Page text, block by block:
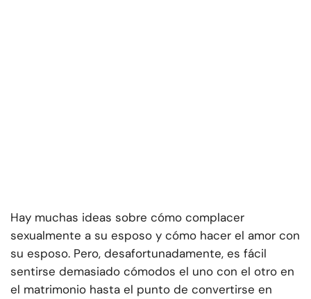
Hay muchas ideas sobre cómo complacer
sexualmente a su esposo y cómo hacer el amor con
su esposo. Pero, desafortunadamente, es fácil
sentirse demasiado cómodos el uno con el otro en
el matrimonio hasta el punto de convertirse en